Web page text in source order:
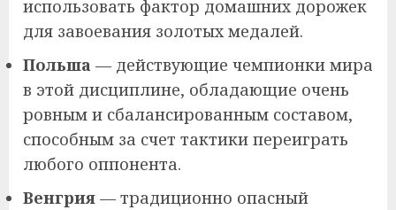
использовать фактор домашних дорожек
для завоевания золотых медалей.
Польша — действующие чемпионки мира
в этой дисциплине, обладающие очень
ровным и сбалансированным составом,
способным за счет тактики переиграть
любого оппонента.
Венгрия — традиционно опасный